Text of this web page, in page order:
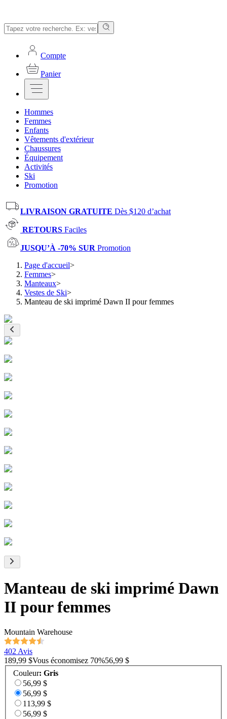
Compte
Panier
Hommes
Femmes
Enfants
Vêtements d'extérieur
Chaussures
Équipement
Activités
Ski
Promotion
LIVRAISON GRATUITE Dès $120 d’achat
RETOURS Faciles
JUSQU’À -70% SUR Promotion
Page d'accueil>
Femmes>
Manteaux>
Vestes de Ski>
Manteau de ski imprimé Dawn II pour femmes
Manteau de ski imprimé Dawn
II pour femmes
Mountain Warehouse
402 Avis
189,99 $Vous économisez 70%56,99 $
Couleur: Gris
56,99 $
56,99 $
113,99 $
56,99 $